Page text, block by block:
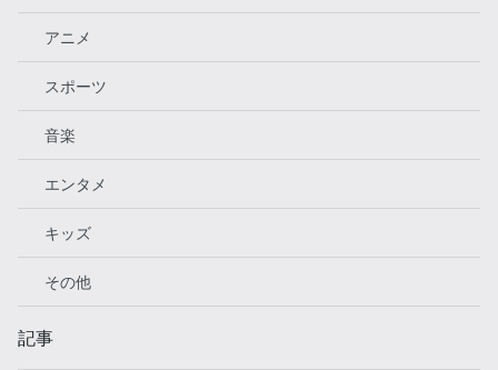
アニメ
スポーツ
音楽
エンタメ
キッズ
その他
記事